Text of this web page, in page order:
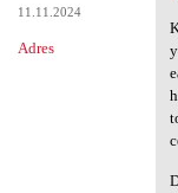
11.11.2024
Adres